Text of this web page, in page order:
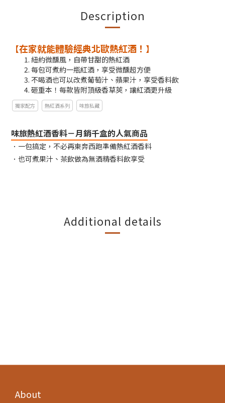
Description
【在家就能體驗經典北歐熱紅酒！ 】
紐約微醺風，自帶甘甜的熱紅酒
每包可煮約一瓶紅酒，享受微醺超方便​
不喝酒也可以改煮葡萄汁、蘋果汁，享受香料飲
砸重本！每款皆附頂級香草莢，讓紅酒更升級
獨家配方 熱紅酒系列 味旅私藏
味旅熱紅酒香料－月銷千盒的人氣商品
．一包搞定，不必再東奔西跑準備熱紅酒香料
．也可煮果汁、茶飲做為無酒精香料飲享受
Additional details
About